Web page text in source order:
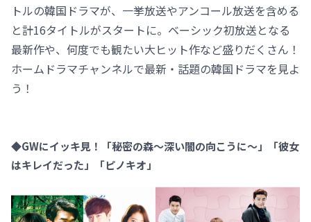
トルの韓国ドラマが、一挙放送やアンコール放送を含める
と計16タイトルがスタートに。ベーシック初放送となる
最新作や、何度でも観たい大ヒット作など盛りだくさん！
ホームドラマチャンネルで最新・話題の韓国ドラマを見よ
う！
◆GWにイッキ見！「秘密の森～深い闇の向こうに～」「彼女
はキレイだった」「ピノキオ」